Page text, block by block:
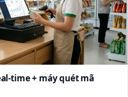
time + máy quét mã